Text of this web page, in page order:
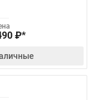
₽*